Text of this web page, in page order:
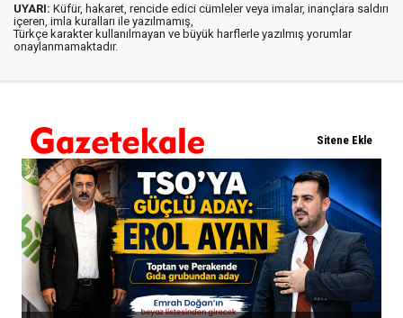
UYARI: Küfür, hakaret, rencide edici cümleler veya imalar, inançlara saldırı
içeren, imla kuralları ile yazılmamış,
Türkçe karakter kullanılmayan ve büyük harflerle yazılmış yorumlar
onaylanmamaktadır.